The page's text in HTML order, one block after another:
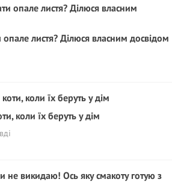
листя? Дiлюся власним досвідом
коли їх беруть у дім